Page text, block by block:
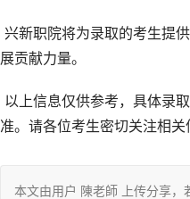
展贡献力量。
准。请各位考生密切关注相关
本文由用户 陳老師 上传分享，